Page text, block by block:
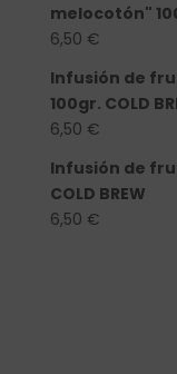
melocotón"
6,50 €
Infusión de
100gr. COLD
6,50 €
Infusión de
COLD BREW
6,50 €